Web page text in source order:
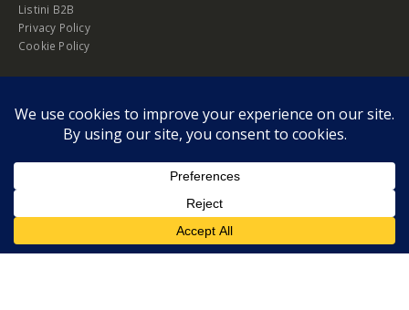
Listini B2B
Privacy Policy
Cookie Policy
© Copyright 2026 Melopero S.r.l. | Headquarter: Viale Manzoni, 26 - 00185
|Cookie Policy